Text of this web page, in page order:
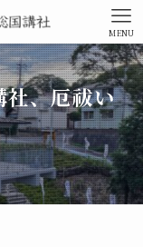
MENU
社、厄祓い